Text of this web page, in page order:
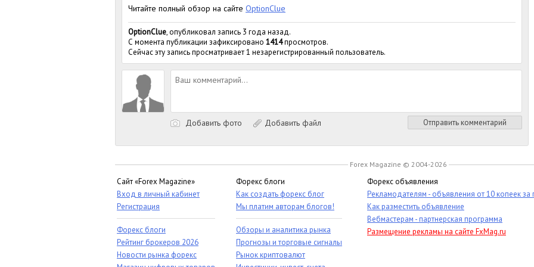
Читайте полный обзор на сайте OptionClue
OptionClue, опубликовал запись 3 года назад.
С момента публикации зафиксировано 1414просмотров.
Сейчас эту запись просматривает 1 незарегистрированный пользователь.
Добавить фото Добавить файл Отправить комментарий
Forex Magazine © 2004-2026
Сайт «Forex Magazine»
Вход в личный кабинет
Регистрация
Форекс блоги
Рейтинг брокеров 2026
Новости рынка форекс
Форекс блоги
Как создать форекс блог
Мы платим авторам блогов!
Обзоры и аналитика рынка
Прогнозы и торговые сигналы
Рынок криптовалют
Форекс объявления
Рекламодателям - объявления от 10 копеек за
Как разместить объявление
Вебмастерам - партнерская программа
Размещение рекламы на сайте FxMag.ru